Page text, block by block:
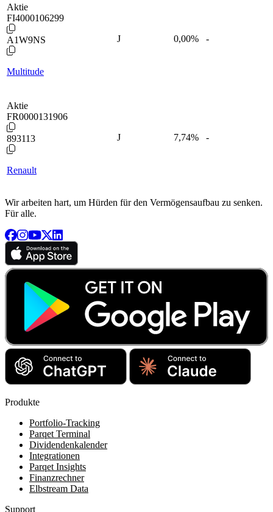
Aktie
FI4000106299
A1W9NS
Multitude
J 0,00% -
Aktie
FR0000131906
893113
Renault
J 7,74% -
Wir arbeiten hart, um Hürden für den Vermögensaufbau zu senken.
Für alle.
Produkte
Portfolio-Tracking
Parqet Terminal
Dividendenkalender
Integrationen
Parqet Insights
Finanzrechner
Elbstream Data
Support